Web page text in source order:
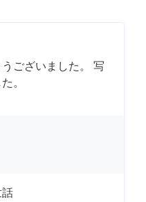
ございました。 写
。
話